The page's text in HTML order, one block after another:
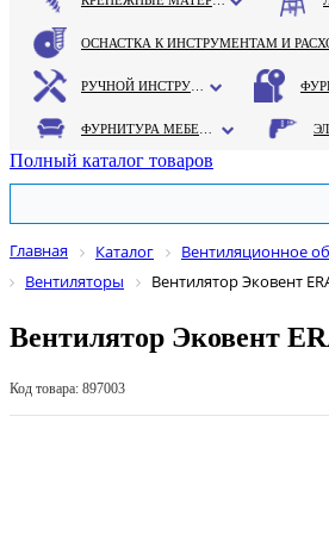
Полный каталог товаров
Главная Каталог
Вентиляционное
Вентиляторы
Вентилятор Эковент
Вентилятор Эковент
Код товара: 897003